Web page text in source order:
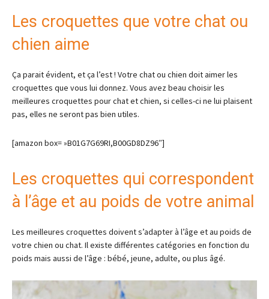
Les croquettes que votre chat ou
chien aime
Ça parait évident, et ça l’est ! Votre chat ou chien doit aimer les
croquettes que vous lui donnez. Vous avez beau choisir les
meilleures croquettes pour chat et chien, si celles-ci ne lui plaisent
pas, elles ne seront pas bien utiles.
[amazon box= »B01G7G69RI,B00GD8DZ96″]
Les croquettes qui correspondent
à l’âge et au poids de votre animal
Les meilleures croquettes doivent s’adapter à l’âge et au poids de
votre chien ou chat. Il existe différentes catégories en fonction du
poids mais aussi de l’âge : bébé, jeune, adulte, ou plus âgé.